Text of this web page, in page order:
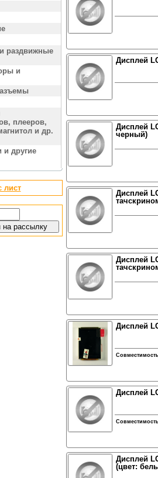
раздвижные
и
плееров,
и др.
другие
лист
Дисплей
Дисплей
черный)
Дисплей
Дисплей
Дисплей
Дисплей
Дисплей
(цвет: